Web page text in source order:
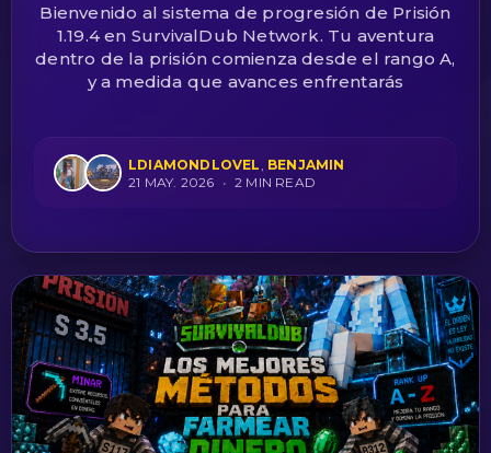
Bienvenido al sistema de progresión de Prisión
1.19.4 en SurvivalDub Network. Tu aventura
dentro de la prisión comienza desde el rango A,
y a medida que avances enfrentarás
LDIAMONDLOVEL BENJAMIN
21 MAY. 2026 • 2 MIN READ